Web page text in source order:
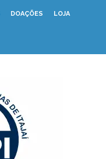
DOAÇÕES
LOJA